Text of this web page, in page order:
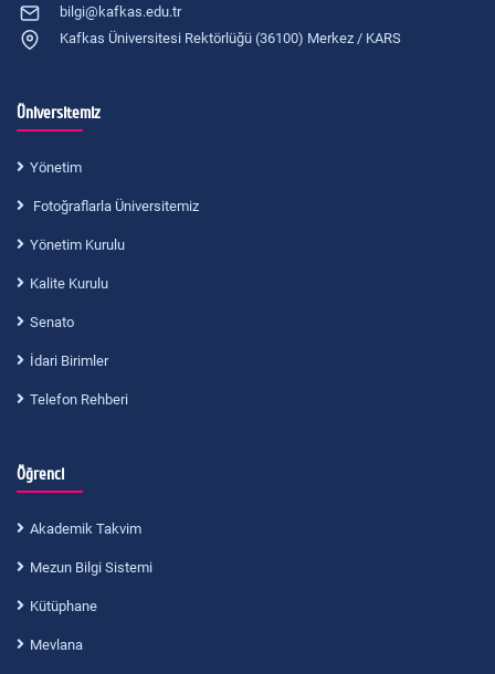
bilgi@kafkas.edu.tr
Kafkas Üniversitesi Rektörlüğü (36100) Merkez / KARS
Üniversitemiz
Yönetim
Fotoğraflarla Üniversitemiz
Yönetim Kurulu
Kalite Kurulu
Senato
İdari Birimler
Telefon Rehberi
Öğrenci
Akademik Takvim
Mezun Bilgi Sistemi
Kütüphane
Mevlana